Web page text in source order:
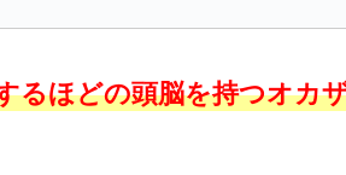
るほどの頭脳を持つオカ